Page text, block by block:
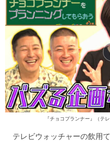
『チョコプランナー』（テレ
テレビウォッチャーの飲用